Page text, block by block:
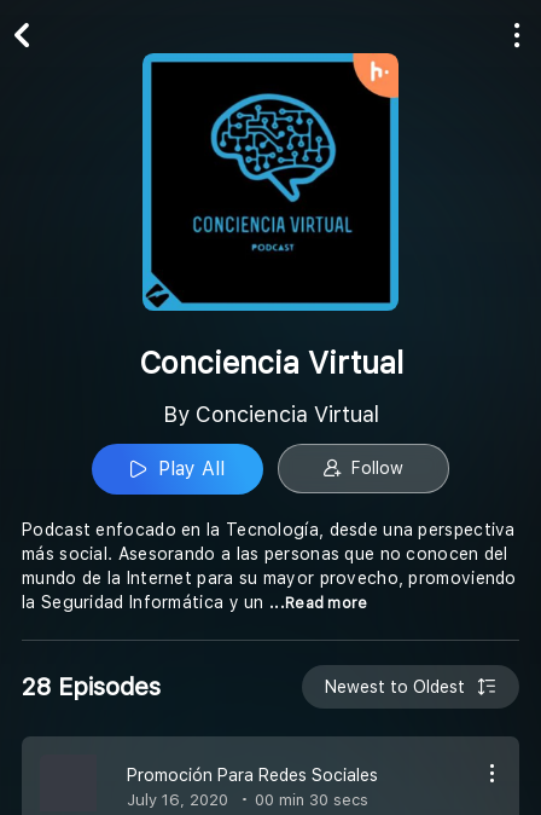
Conciencia Virtual
By Conciencia Virtual
Play All Follow
Podcast enfocado en la Tecnología, desde una perspectiva
más social. Asesorando a las personas que no conocen del
mundo de la Internet para su mayor provecho, promoviendo
la Seguridad Informática y un ...Read more
28 Episodes Newest to Oldest
Promoción Para Redes Sociales
July 16, 2020 00 min 30 secs